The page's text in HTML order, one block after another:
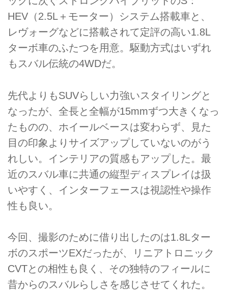
HEV（2.5L＋モーター）システム搭載車と、
レヴォーグなどに搭載されて定評の高い1.8L
ターボ車のふたつを用意。駆動方式はいずれ
もスバル伝統の4WDだ。
先代よりもSUVらしい力強いスタイリングと
なったが、全長と全幅が15mmずつ大きくなっ
たものの、ホイールベースは変わらず、見た
目の印象よりサイズアップしていないのがう
れしい。インテリアの質感もアップした。最
近のスバル車に共通の縦型ディスプレイは扱
いやすく、インターフェースは視認性や操作
性も良い。
今回、撮影のために借り出したのは1.8Lター
ボのスポーツEXだったが、リニアトロニック
CVTとの相性も良く、その独特のフィールに
昔からのスバルらしさを感じさせてくれた。